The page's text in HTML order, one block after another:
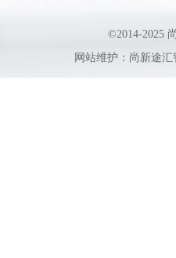
©2014-2025
网站维护：尚新途